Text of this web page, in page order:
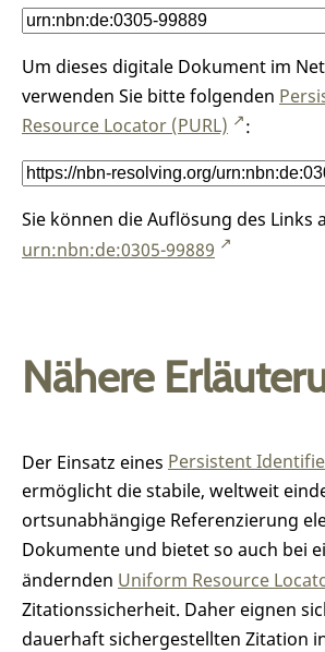
Um dieses digitale Dokument im
verwenden Sie bitte folgenden
Resource Locator (PURL)
:
Sie können die Auflösung des Links
urn:nbn:de:0305-99889
Nähere
Der Einsatz eines Persistent
ermöglicht die stabile, weltweit
ortsunabhängige Referenzierung
Dokumente und bietet so auch bei
ändernden Uniform Resource
Zitationssicherheit. Daher eignen
dauerhaft sichergestellten Zitation